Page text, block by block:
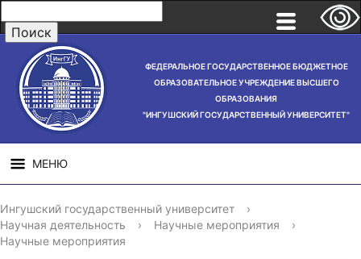
ФЕДЕРАЛЬНОЕ ГОСУДАРСТВЕННОЕ БЮДЖЕТНОЕ
ОБРАЗОВАТЕЛЬНОЕ УЧРЕЖДЕНИЕ ВЫСШЕГО
ОБРАЗОВАНИЯ
"ИНГУШСКИЙ ГОСУДАРСТВЕННЫЙ УНИВЕРСИТЕТ"
МЕНЮ
СВЕДЕНИЯ ОБ
ОБРАЗОВАТЕЛЬНОЙ
ОРГАНИЗАЦИИ
НАУЧНАЯ
ДЕЯТЕЛЬНОСТЬ
Ингушский государственный университет
›
Научная деятельность
› Научные мероприятия
›
Научные мероприятия